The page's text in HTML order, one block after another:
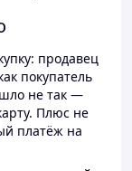
продавец
покупатель
не так —
Плюс не
платёж на